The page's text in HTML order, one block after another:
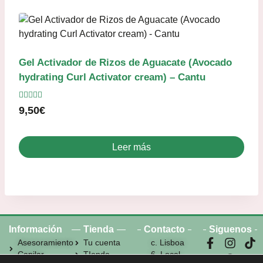
Gel Activador de Rizos de Aguacate (Avocado
hydrating Curl Activator cream) – Cantu
Valorado
con
9,50€
Leer más
Información
Asesoramiento
Capilar
Tienda
Tu cuenta
TIenda
Contacto
c. Lisboa
6, Local
Siguenos